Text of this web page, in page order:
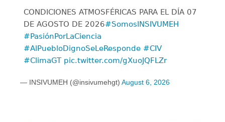
CONDICIONES ATMOSFÉRICAS PARA EL DÍA 07
DE AGOSTO DE 2026#SomosINSIVUMEH
#PasiónPorLaCiencia
#AlPuebloDignoSeLeResponde #CIV
#ClimaGT pic.twitter.com/gXuoJQFLZr
— INSIVUMEH (@insivumehgt) August 6, 2026